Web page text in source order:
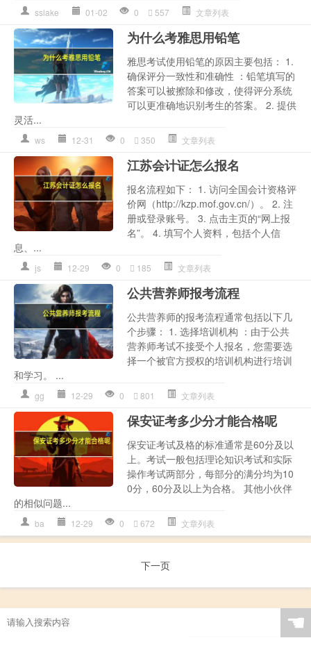
sslake 01-02 0 557 文章列表
为什么考雅思用铅笔
雅思考试使用铅笔的原因主要包括： 1.
确保评分一致性和准确性 ：铅笔填写的
答案可以被擦除和修改，使得评分系统
可以更准确地识别考生的答案。 2. 提供
灵活...
ws 12-31 0 350 文章列表
江苏会计证怎么报名
报名流程如下： 1. 访问全国会计资格评
价网（http://kzp.mof.gov.cn/）。 2. 注
册或登录账号。 3. 点击主页的“网上报
名”。 4. 填写个人资料，包括个人信
息、...
js 12-29 0 185 文章列表
公共营养师报考流程
公共营养师的报考流程通常包括以下几
个步骤： 1. 选择培训机构 ：由于公共
营养师考试不接受个人报名，您需要选
择一个被官方授权的培训机构进行培训
和学习。 ...
gg 12-29 0 801 文章列表
保安证考多少分才能合格呢
保安证考试及格的标准通常是60分及以
上。考试一般包括理论知识考试和实际
操作考试两部分，每部分的满分均为10
0分，60分及以上为合格。 其他小伙伴
的相似问题...
ba 12-29 0 672 文章列表
下一页
☚